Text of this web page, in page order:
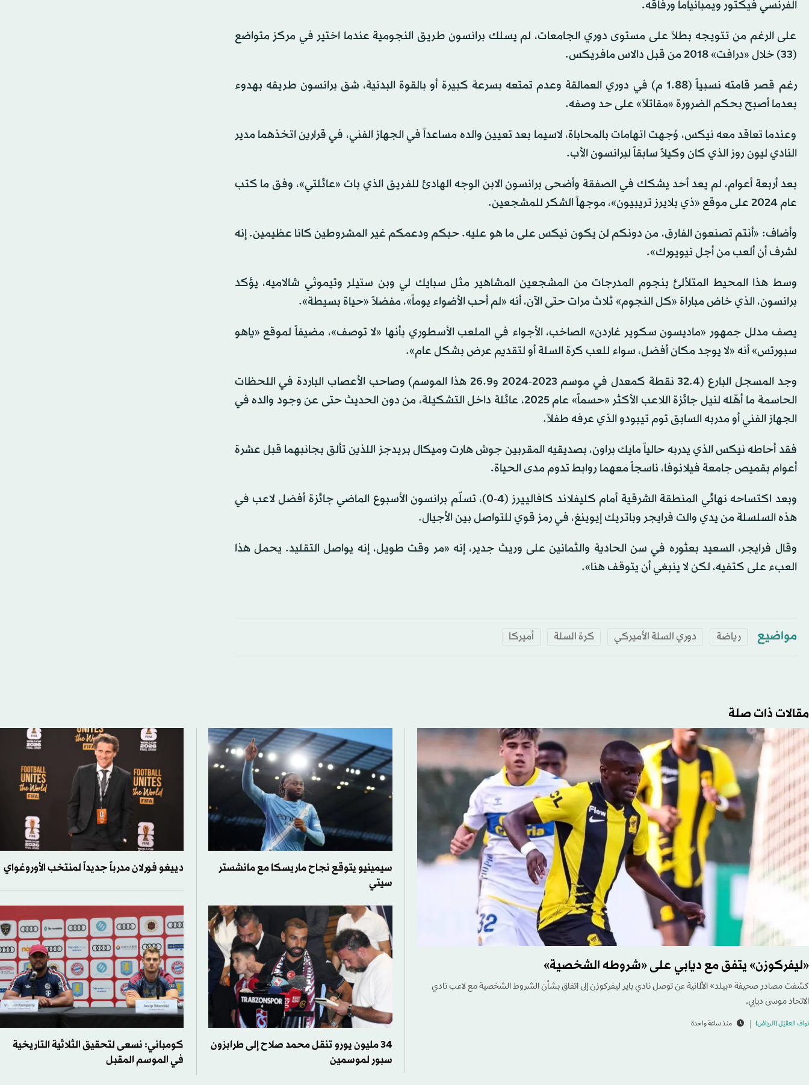
الفرنسي فيكتور ويمبانياما ورفاقه.
على الرغم من تتويجه بطلاً على مستوى دوري الجامعات، لم يسلك برانسون طريق النجومية عندما اختير في مركز متواضع
(33) خلال «درافت» 2018 من قبل دالاس مافريكس.
رغم قصر قامته نسبياً (1.88 م) في دوري العمالقة وعدم تمتعه بسرعة كبيرة أو بالقوة البدنية، شق برانسون طريقه بهدوء
بعدما أصبح بحكم الضرورة «مقاتلاً» على حد وصفه.
وعندما تعاقد معه نيكس، وُجهت اتهامات بالمحاباة، لاسيما بعد تعيين والده مساعداً في الجهاز الفني، في قرارين اتخذهما مدير
النادي ليون روز الذي كان وكيلاً سابقاً لبرانسون الأب.
بعد أربعة أعوام، لم يعد أحد يشكك في الصفقة وأضحى برانسون الابن الوجه الهادئ للفريق الذي بات «عائلتي»، وفق ما كتب
عام 2024 على موقع «ذي بلايرز تريبيون»، موجهاً الشكر للمشجعين.
وأضاف: «أنتم تصنعون الفارق، من دونكم لن يكون نيكس على ما هو عليه. حبكم ودعمكم غير المشروطين كانا عظيمين. إنه
لشرف أن ألعب من أجل نيويورك».
وسط هذا المحيط المتلألئ بنجوم المدرجات من المشجعين المشاهير مثل سبايك لي وبن ستيلر وتيموثي شالاميه، يؤكد
برانسون، الذي خاض مباراة «كل النجوم» ثلاث مرات حتى الآن، أنه «لم أحب الأضواء يوماً»، مفضلاً «حياة بسيطة».
يصف مدلل جمهور «ماديسون سكوير غاردن» الصاخب، الأجواء في الملعب الأسطوري بأنها «لا توصف»، مضيفاً لموقع «ياهو
سبورتس» أنه «لا يوجد مكان أفضل، سواء للعب كرة السلة أو لتقديم عرض بشكل عام».
وجد المسجل البارع (32.4 نقطة كمعدل في موسم 2023-2024 و26.9 هذا الموسم) وصاحب الأعصاب الباردة في اللحظات
الحاسمة ما أهّله لنيل جائزة اللاعب الأكثر «حسماً» عام 2025، عائلة داخل التشكيلة، من دون الحديث حتى عن وجود والده في
الجهاز الفني أو مدربه السابق توم تيبودو الذي عرفه طفلاً.
فقد أحاطه نيكس الذي يدربه حالياً مايك براون، بصديقيه المقربين جوش هارت وميكال بريدجز اللذين تألق بجانبهما قبل عشرة
أعوام بقميص جامعة فيلانوفا، ناسجاً معهما روابط تدوم مدى الحياة.
وبعد اكتساحه نهائي المنطقة الشرقية أمام كليفلاند كافالييرز (4-0)، تسلّم برانسون الأسبوع الماضي جائزة أفضل لاعب في
هذه السلسلة من يدي والت فرايجر وباتريك إيوينغ، في رمز قوي للتواصل بين الأجيال.
وقال فرايجر، السعيد بعثوره في سن الحادية والثمانين على وريث جدير، إنه «مر وقت طويل، إنه يواصل التقليد. يحمل هذا
العبء على كتفيه، لكن لا ينبغي أن يتوقف هنا».
مواضيع رياضة دوري السلة الأميركي كرة السلة أميركا
مقالات ذات صلة
«ليفركوزن» يتفق مع ديابي على «شروطه الشخصية»
كشفت مصادر صحيفة «بيلد» الألمانية عن توصل نادي باير ليفركوزن إلى اتفاق بشأن الشروط الشخصية مع لاعب نادي
الاتحاد موسى ديابي.
نواف العقيّل (الرياض) منذ ساعة واحدة
سيمينيو يتوقع نجاح ماريسكا مع مانشستر
سيتي
دييغو فورلان مدرباً جديداً لمنتخب الأوروغواي
34 مليون يورو تنقل محمد صلاح إلى طرابزون
سبور لموسمين
كومباني: نسعى لتحقيق الثلاثية التاريخية
في الموسم المقبل